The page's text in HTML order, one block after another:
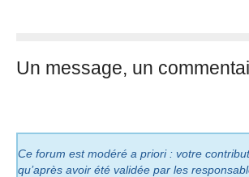
Un message, un
Ce forum est modéré a priori : votre
qu’après avoir été validée par les